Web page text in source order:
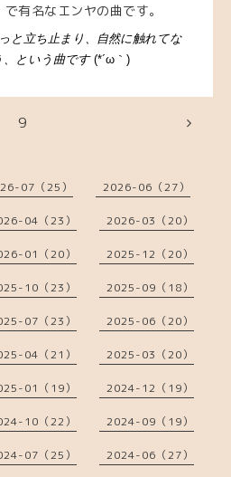
で有名なエンヤの曲です。
と立ち止まり、自然に触れてな
、という曲です(*´ω｀)
9
07（25） 2026-06（27）
04（23） 2026-03（20）
01（20） 2025-12（20）
10（23） 2025-09（18）
07（23） 2025-06（20）
04（21） 2025-03（20）
01（19） 2024-12（19）
10（22） 2024-09（19）
07（25） 2024-06（27）